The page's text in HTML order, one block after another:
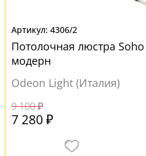
4306/2
Потолочная люстра
модерн
Odeon Light (Италия)
9 100 ₽
7 280 ₽